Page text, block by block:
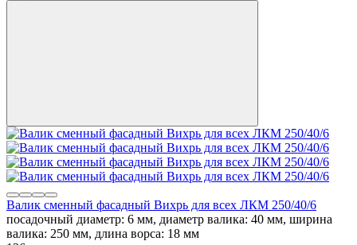
Валик сменный фасадный Вихрь для всех ЛКМ 250/40/6
посадочный диаметр: 6 мм, диаметр валика: 40 мм, ширина
валика: 250 мм, длина ворса: 18 мм